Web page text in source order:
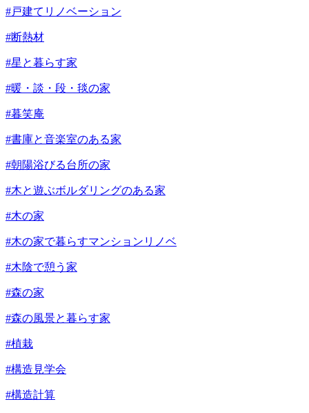
#戸建てリノベーション
#断熱材
#星と暮らす家
#暖・談・段・毯の家
#暮笑庵
#書庫と音楽室のある家
#朝陽浴びる台所の家
#木と遊ぶボルダリングのある家
#木の家
#木の家で暮らすマンションリノベ
#木陰で憩う家
#森の家
#森の風景と暮らす家
#植栽
#構造見学会
#構造計算